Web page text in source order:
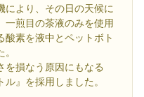
により、その日の天候に
一煎目の茶液のみを使用
酸素を液中とペットボト
を損なう原因にもなる
ル』を採用しました。